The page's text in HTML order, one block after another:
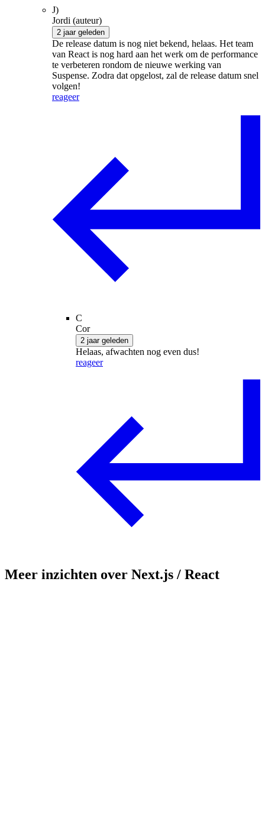
J)
Jordi (auteur)
2 jaar geleden
De release datum is nog niet bekend, helaas. Het team
van React is nog hard aan het werk om de performance
te verbeteren rondom de nieuwe werking van
Suspense. Zodra dat opgelost, zal de release datum snel
volgen!
reageer
C
Cor
2 jaar geleden
Helaas, afwachten nog even dus!
reageer
Meer inzichten over Next.js / React